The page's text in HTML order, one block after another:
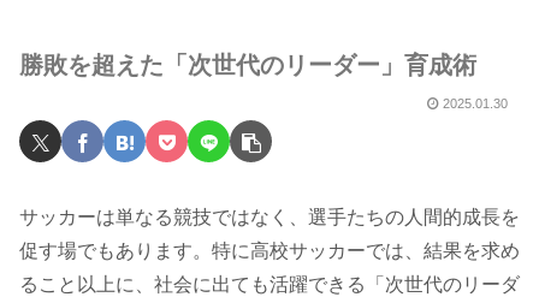
勝敗を超えた「次世代のリーダー」育成術
2025.01.30
サッカーは単なる競技ではなく、選手たちの人間的成長を
促す場でもあります。特に高校サッカーでは、結果を求め
ること以上に、社会に出ても活躍できる「次世代のリーダ